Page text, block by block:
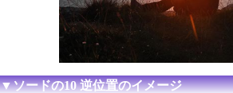
▼ソードの10 逆位置のイメージ